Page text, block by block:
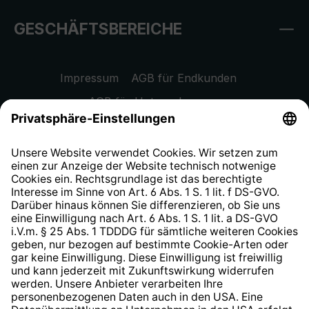
GESCHÄFTSBEREICHE
Impressum
AGB für Endkunden
AGB für Unternehmen
Datenschutzhinweis
Widerrufsrecht
Hinweisgeberschutzsystem
Barrierefreiheit